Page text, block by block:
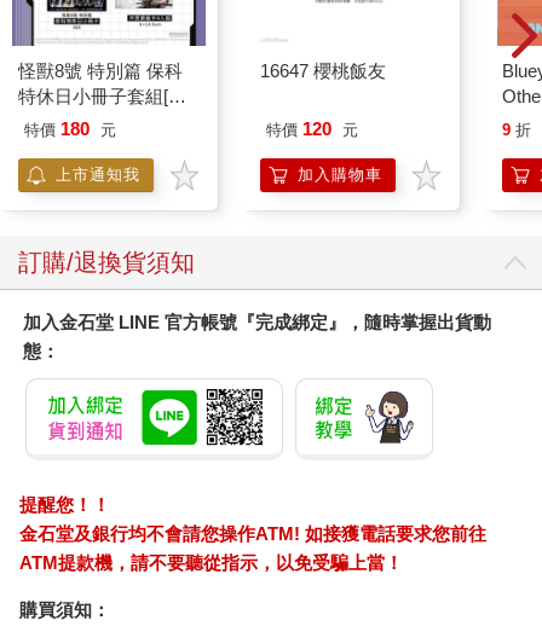
怪獸8號 特別篇 保科
特休日小冊子套組[限
加購]
特價 180 元
上市通知我
16647 櫻桃飯友
特價 120 元
加入購物車
9 折
訂購/退換貨須知
加入金石堂 LINE 官方帳號『完成綁定』，隨時掌握出貨動
態：
提醒您！！
金石堂及銀行均不會請您操作ATM! 如接獲電話要求您前往
ATM提款機，請不要聽從指示，以免受騙上當！
購買須知：